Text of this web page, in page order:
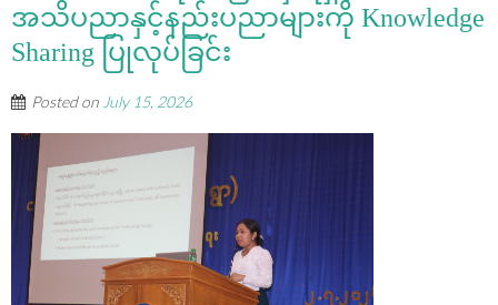
အသိပညာနှင့်နည်းပညာများကို Knowledge
Sharing ပြုလုပ်ခြင်း
Posted on July 15, 2026